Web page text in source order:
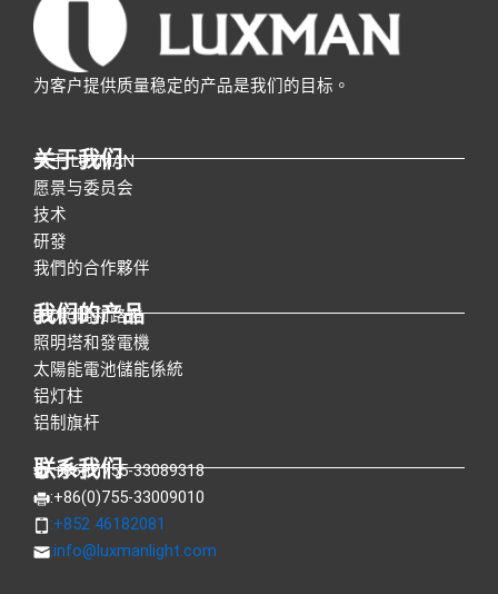
为客户提供质量稳定的产品是我们的目标。
关于我们
关于 LUXMAN
愿景与委员会
技术
研發
我們的合作夥伴
我们的产品
LED照明和路燈
照明塔和發電機
太陽能電池儲能係統
铝灯柱
铝制旗杆
联系我们
:+86(0)755-33089318
:+86(0)755-33009010
:+852 46182081
:info@luxmanlight.com